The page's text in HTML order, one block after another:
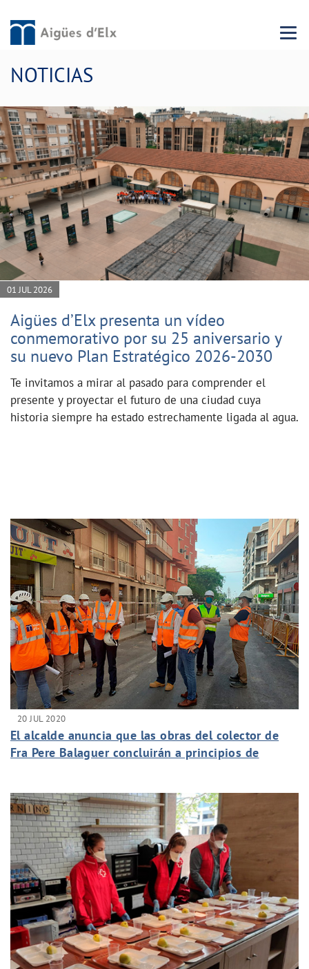
Menu
NOTICIAS
01 JUL 2026
Aigües d’Elx presenta un vídeo
conmemorativo por su 25 aniversario y
su nuevo Plan Estratégico 2026-2030
Te invitamos a mirar al pasado para comprender el
presente y proyectar el futuro de una ciudad cuya
historia siempre ha estado estrechamente ligada al agua.
20 JUL 2020
El alcalde anuncia que las obras del colector de
Fra Pere Balaguer concluirán a principios de